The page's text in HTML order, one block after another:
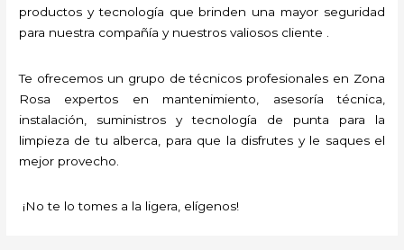
productos y tecnología que brinden una mayor seguridad
para nuestra compañía y nuestros valiosos cliente .
Te ofrecemos un grupo de técnicos profesionales en Zona
Rosa expertos en mantenimiento, asesoría técnica,
instalación, suministros y tecnología de punta para la
limpieza de tu alberca, para que la disfrutes y le saques el
mejor provecho.
¡No te lo tomes a la ligera, elígenos!